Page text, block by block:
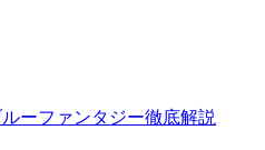
ーファンタジー徹底解説